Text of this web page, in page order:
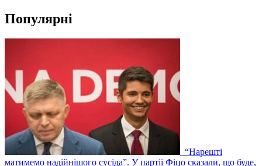
Популярні
“Нарешті
матимемо надійнішого сусіда”. У партії Фіцо сказали, що буде,